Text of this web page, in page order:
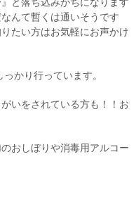
んて暫くは通いそうです
たい方はお気軽にお声かけ
かり行っています。
いをされている方も！！お
おしぼりや消毒用アルコー